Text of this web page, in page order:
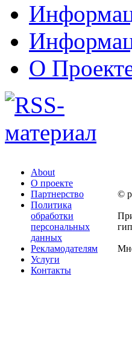
О
About
О проекте
Партнерство
Политика
обработки
персональных
данных
Рекламодателям
Услуги
Контакты
©